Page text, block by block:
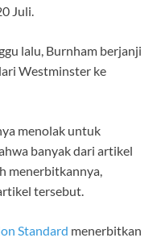
Juli.
lalu, Burnham berjanji
Westminster ke
menolak untuk
banyak dari artikel
menerbitkannya,
tersebut.
Standard menerbitkan